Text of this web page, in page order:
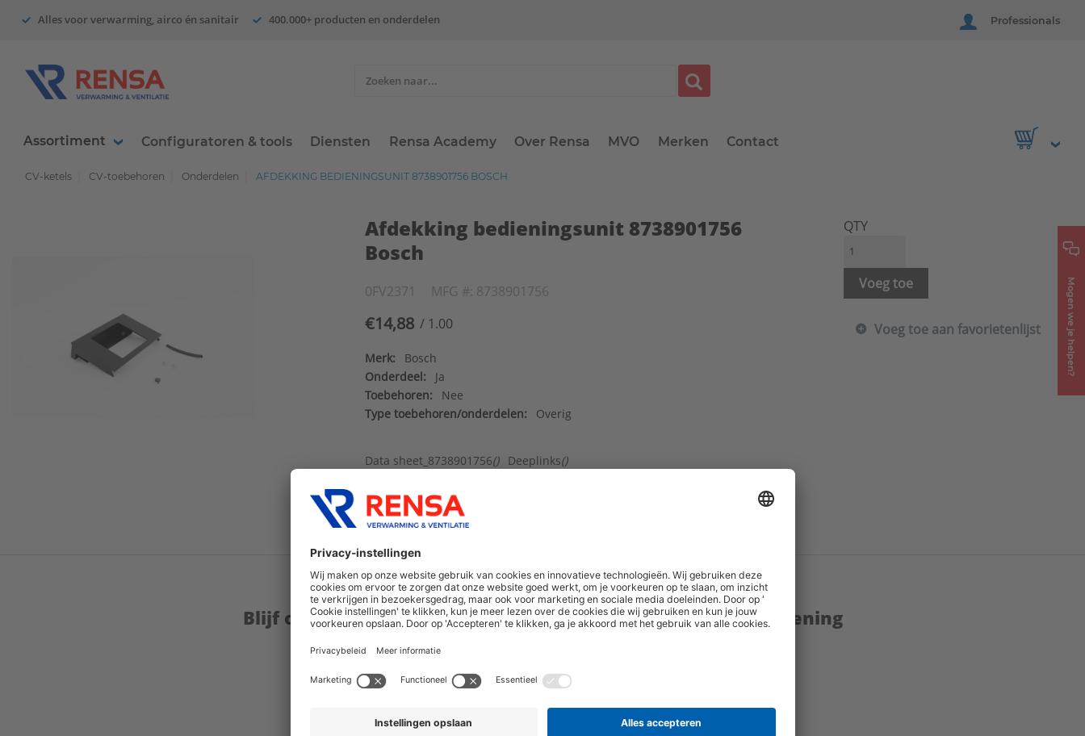
Alles voor verwarming, airco én sanitair 400.000+ producten en onderdelen Professionals
Assortiment Configuratoren & tools Diensten Rensa Academy Over Rensa MVO Merken Contact
Mogen we je helpen?
CV-ketels CV-toebehoren Onderdelen AFDEKKING BEDIENINGSUNIT 8738901756 BOSCH
Afdekking bedieningsunit 8738901756
Bosch
0FV2371 MFG #: 8738901756
€14,88 / 1.00
Merk:
Bosch
Onderdeel:
Ja
Toebehoren:
Nee
Type toebehoren/onderdelen:
Overig
Data sheet_8738901756() Deeplinks()
QTY
Voeg toe
Voeg toe aan favorietenlijst
Blijf op de hoogte van nieuwe producten en onze dienstverlening